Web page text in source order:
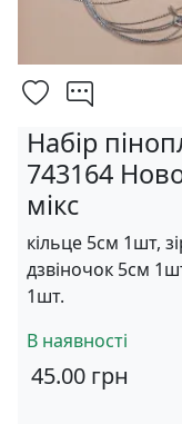
Набір
743164
мікс
кільце 5см 1шт,
дзвіночок 5см
1шт.
В наявності
45.00 грн